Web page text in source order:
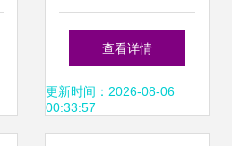
苦难堆砌的手工艺
品背后，难民的烟
查看详情
更新时间：2026-08-06
00:33:57